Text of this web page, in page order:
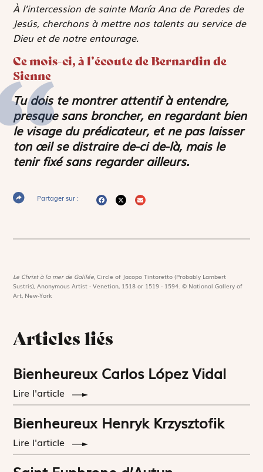
À l’intercession de sainte María Ana de Paredes de
Jesús, cherchons à mettre nos talents au service de
Dieu et de notre entourage.
Ce mois-ci, à l’écoute de Bernardin de
Sienne
Tu dois te montrer attentif à entendre,
presque sans broncher, en regardant bien
le visage du prédicateur, et ne pas laisser
ton œil se distraire de-ci de-là, mais le
tenir fixé sans regarder ailleurs.
Partager sur :
Le Christ à la mer de Galilée,Circle of Jacopo Tintoretto (Probably Lambert
Sustris), Anonymous Artist - Venetian, 1518 or 1519 - 1594. © National Gallery of
Art, New-York
Articles liés
Bienheureux Carlos López Vidal
Lire l'article
Bienheureux Henryk Krzysztofik
Lire l'article